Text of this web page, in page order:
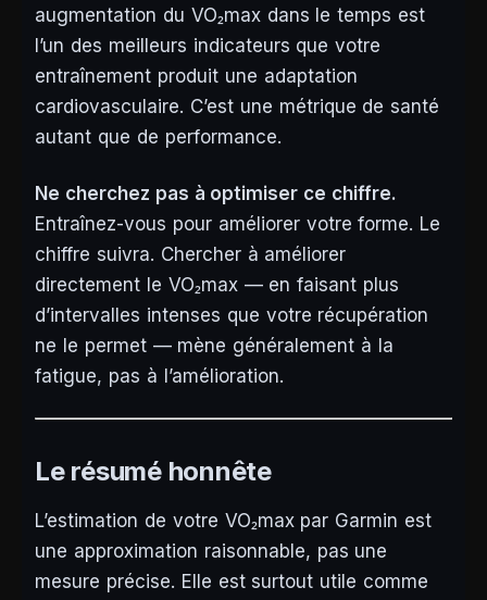
augmentation du VO₂max dans le temps est
l’un des meilleurs indicateurs que votre
entraînement produit une adaptation
cardiovasculaire. C’est une métrique de santé
autant que de performance.
Ne cherchez pas à optimiser ce chiffre.
Entraînez-vous pour améliorer votre forme. Le
chiffre suivra. Chercher à améliorer
directement le VO₂max — en faisant plus
d’intervalles intenses que votre récupération
ne le permet — mène généralement à la
fatigue, pas à l’amélioration.
Le résumé honnête
L’estimation de votre VO₂max par Garmin est
une approximation raisonnable, pas une
mesure précise. Elle est surtout utile comme